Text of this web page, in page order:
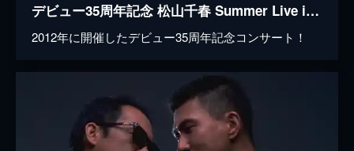
デビュー35周年記念 松山千春 Summer Live in 十勝
2012年に開催したデビュー35周年記念コンサート！